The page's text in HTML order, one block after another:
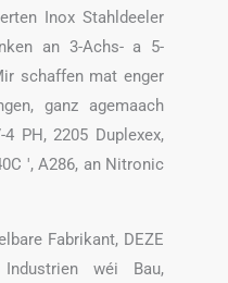
Inox Stahldeeler
an 3-Achs- a 5-
schaffen mat enger
ganz agemaach
PH, 2205 Duplexex,
', A286, an Nitronic
Fabrikant, DEZE
wéi Bau,